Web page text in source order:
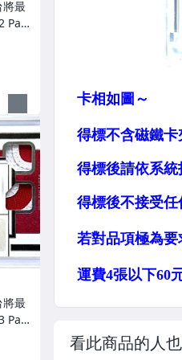
看此商品的人
將最
Pan
面
9
將最
Pan
2
卡